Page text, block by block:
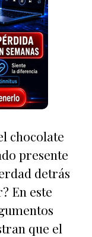
chocolate
presente
detrás
En este
que el